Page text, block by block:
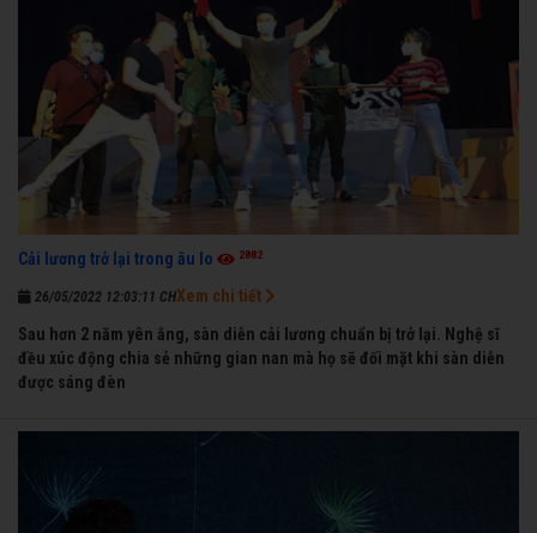
Cải lương trở lại trong âu lo 2882
26/05/2022 12:03:11 CH
Sau hơn 2 năm yên ắng, sàn diễn cải lương chuẩn bị trở lại. Nghệ sĩ
đều xúc động chia sẻ những gian nan mà họ sẽ đối mặt khi sàn diễn
được sáng đèn
Xem chi tiết